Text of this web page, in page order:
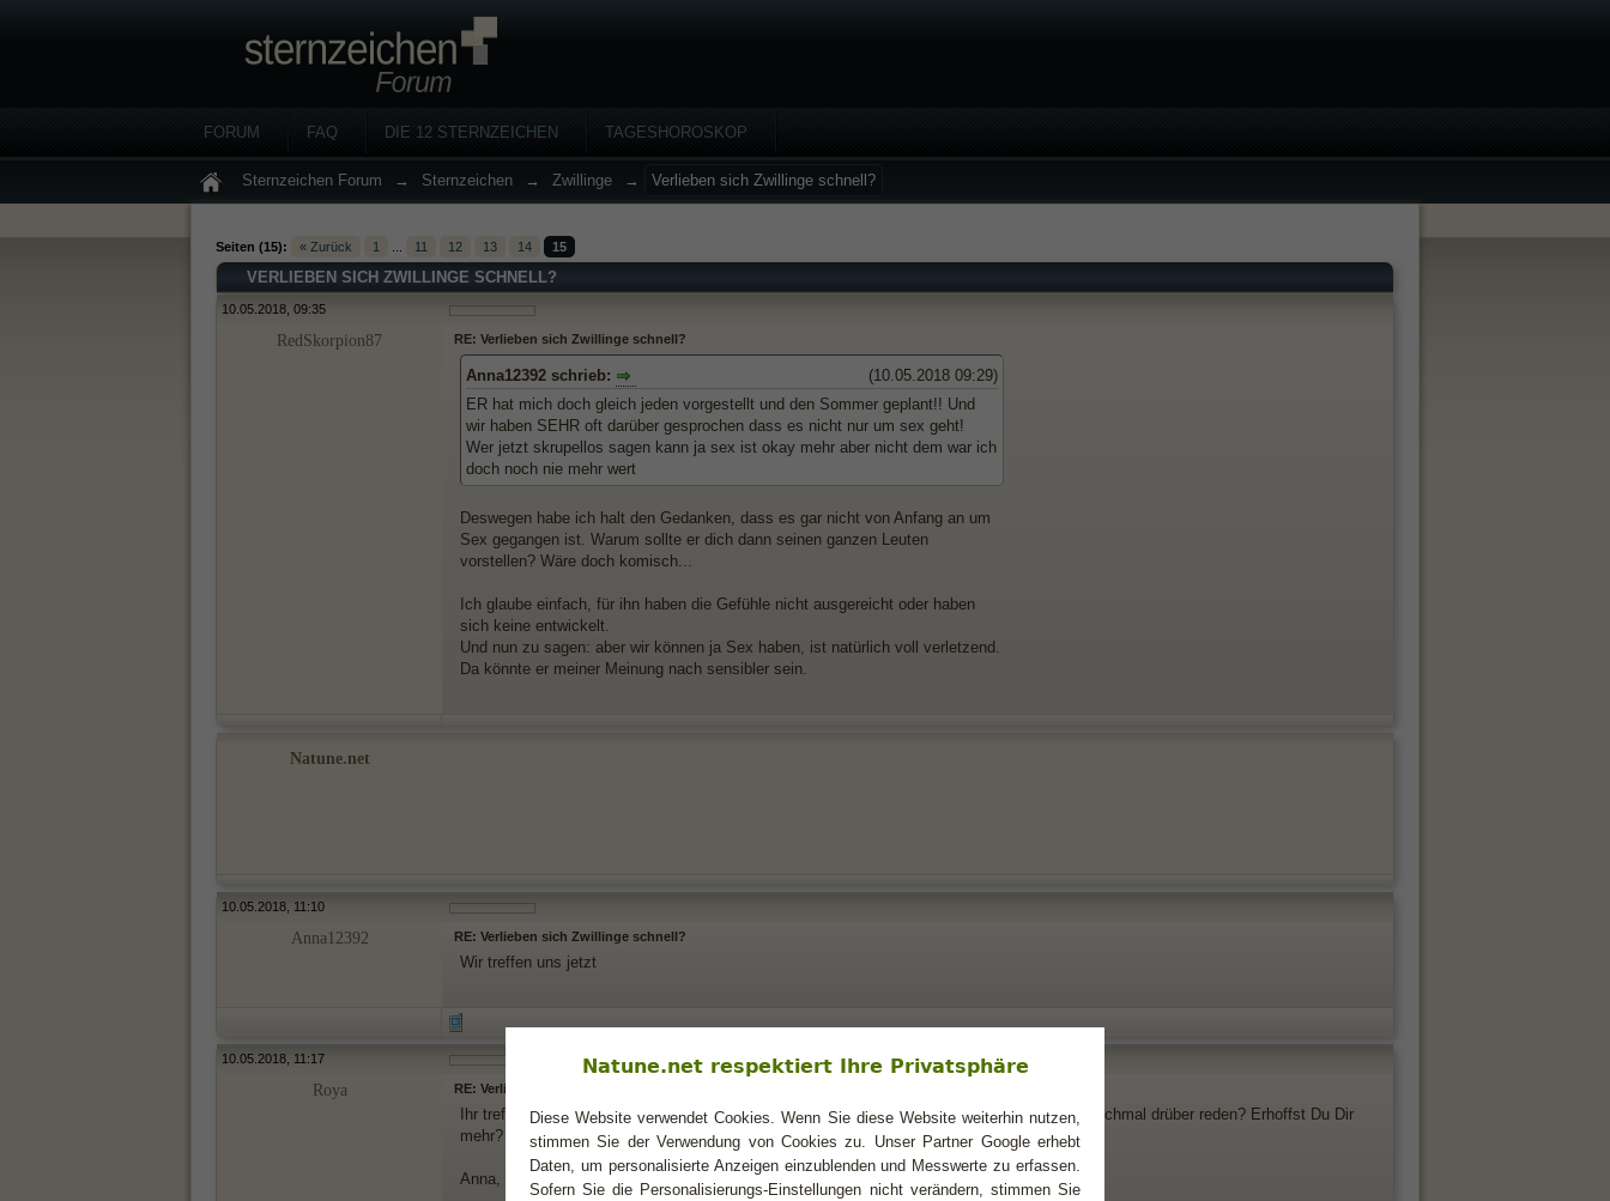
FORUM FAQ DIE 12 STERNZEICHEN TAGESHOROSKOP
Sternzeichen Forum → Sternzeichen → Zwillinge → Verlieben sich Zwillinge schnell?
Seiten (15): « Zurück 1 11 12 13 14 15
VERLIEBEN SICH ZWILLINGE SCHNELL?
10.05.2018, 09:35
RedSkorpion87 RE: Verlieben sich Zwillinge schnell?
(10.05.2018 09:29)
Anna12392 schrieb:
ER hat mich doch gleich jeden vorgestellt und den Sommer geplant!! Und
wir haben SEHR oft darüber gesprochen dass es nicht nur um sex geht!
Wer jetzt skrupellos sagen kann ja sex ist okay mehr aber nicht dem war ich
doch noch nie mehr wert
Deswegen habe ich halt den Gedanken, dass es gar nicht von Anfang an um
Sex gegangen ist. Warum sollte er dich dann seinen ganzen Leuten
vorstellen? Wäre doch komisch...
Ich glaube einfach, für ihn haben die Gefühle nicht ausgereicht oder haben
sich keine entwickelt.
Und nun zu sagen: aber wir können ja Sex haben, ist natürlich voll verletzend.
Da könnte er meiner Meinung nach sensibler sein.
Natune.net
10.05.2018, 11:10
Anna12392 RE: Verlieben sich Zwillinge schnell?
Wir treffen uns jetzt
10.05.2018, 11:17
Roya RE: Verlieben sich Zwillinge schnell?
Ihr trefft Euch jetzt? Wozu? Kannst Du so schnell auf Freundschaft umschalten? Wollt Ihr nochmal drüber reden? Erhoffst Du Dir
mehr?
Anna, fühl Dich gedrückt!
Natune.net respektiert Ihre Privatsphäre
Diese Website verwendet Cookies. Wenn Sie diese Website weiterhin nutzen,
stimmen Sie der Verwendung von Cookies zu. Unser Partner Google erhebt
Daten, um personalisierte Anzeigen einzublenden und Messwerte zu erfassen.
Sofern Sie die Personalisierungs-Einstellungen nicht verändern, stimmen Sie